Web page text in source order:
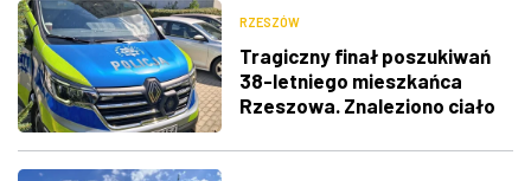
RZESZÓW
Tragiczny finał poszukiwań
38-letniego mieszkańca
Rzeszowa. Znaleziono ciało